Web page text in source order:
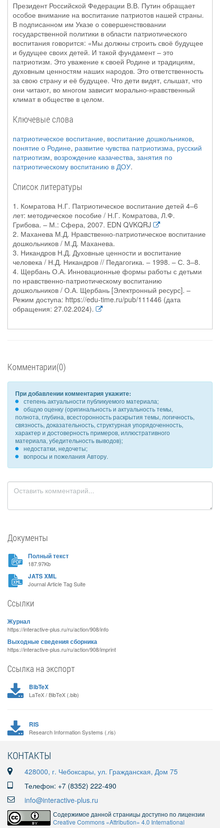
Президент Российской Федерации В.В. Путин обращает
особое внимание на воспитание патриотов нашей страны.
В подписанном им Указе о совершенствовании
государственной политики в области патриотического
воспитания говорится: «Мы должны строить своё будущее
и будущее своих детей. И такой фундамент – это
патриотизм. Это уважение к своей Родине и традициям,
духовным ценностям наших народов. Это ответственность
за свою страну и её будущее. Что дети видят, слышат, что
они читают, во многом зависит морально-нравственный
климат в обществе в целом.
Ключевые слова
патриотическое воспитание, воспитание дошкольников,
понятие о Родине, развитие чувства патриотизма, русский
патриотизм, возрождение казачества, занятия по
патриотическому воспитанию в ДОУ.
Список литературы
1. Комратова Н.Г. Патриотическое воспитание детей 4–6
лет: методическое пособие / Н.Г. Комратова, Л.Ф.
Грибова. – М.: Сфера, 2007. EDN QVKQRJ
2. Маханева М.Д. Нравственно-патриотическое воспитание
дошкольников / М.Д. Маханева.
3. Никандров Н.Д. Духовные ценности и воспитание
человека / Н.Д. Никандров // Педагогика. – 1998. – С. 3–8.
4. Щербань О.А. Инновационные формы работы с детьми
по нравственно-патриотическому воспитанию
дошкольников / О.А. Щербань [Электронный ресурс]. –
Режим доступа: https://edu-time.ru/pub/111446 (дата
обращения: 27.02.2024).
Комментарии(0)
При добавлении комментария укажите:
степень актуальности публикуемого материала;
общую оценку (оригинальность и актуальность темы,
полнота, глубина, всесторонность раскрытия темы, логичность,
связность, доказательность, структурная упорядоченность,
характер и достоверность примеров, иллюстративного
материала, убедительность выводов);
недостатки, недочеты;
вопросы и пожелания Автору.
Документы
Полный текст
187.97Kb
JATS XML
Journal Article Tag Suite
Ссылки
Журнал
https://interactive-plus.ru/ru/action/908/info
Выходные сведения сборника
https://interactive-plus.ru/ru/action/908/imprint
Ссылка на экспорт
BibTeX
LaTeX / BibTeX (.bib)
RIS
Research Information Systems (.ris)
КОНТАКТЫ
428000, г. Чебоксары, ул. Гражданская, Дом 75
Телефон: +7 (8352) 222-490
info@interactive-plus.ru
Содержимое данной страницы доступно по лицензии
Creative Commons «Attribution» 4.0 International